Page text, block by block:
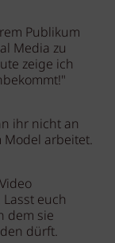
Publikum
Media zu
zeige ich
ihr nicht an
arbeitet.
euch
dem sie
dürft.